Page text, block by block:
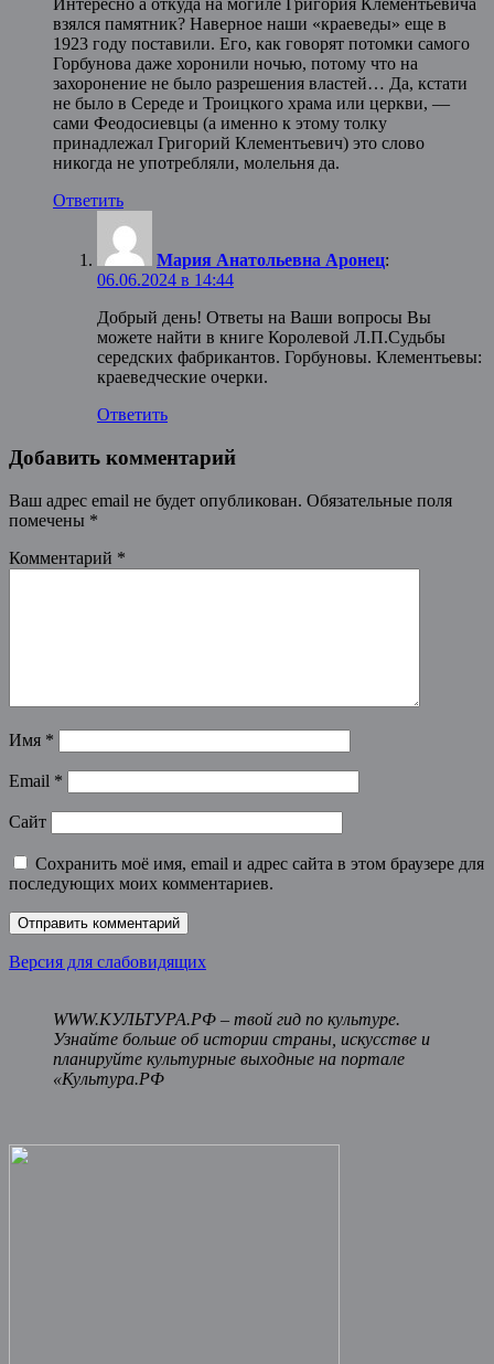
Интересно а откуда на могиле Григория Клементьевича
взялся памятник? Наверное наши «краеведы» еще в
1923 году поставили. Его, как говорят потомки самого
Горбунова даже хоронили ночью, потому что на
захоронение не было разрешения властей… Да, кстати
не было в Середе и Троицкого храма или церкви, —
сами Феодосиевцы (а именно к этому толку
принадлежал Григорий Клементьевич) это слово
никогда не употребляли, молельня да.
Ответить
Мария Анатольевна Аронец:
06.06.2024 в 14:44
Добрый день! Ответы на Ваши вопросы Вы
можете найти в книге Королевой Л.П.Судьбы
середских фабрикантов. Горбуновы. Клементьевы:
краеведческие очерки.
Ответить
Добавить комментарий
Ваш адрес email не будет опубликован. Обязательные поля
помечены *
Комментарий *
Имя *
Email *
Сайт
Сохранить моё имя, email и адрес сайта в этом браузере для
последующих моих комментариев.
Версия для слабовидящих
WWW.КУЛЬТУРА.РФ – твой гид по культуре.
Узнайте больше об истории страны, искусстве и
планируйте культурные выходные на портале
«Культура.РФ